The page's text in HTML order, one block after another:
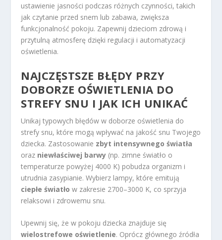
ustawienie jasności podczas różnych czynności, takich
jak czytanie przed snem lub zabawa, zwiększa
funkcjonalność pokoju. Zapewnij dzieciom zdrową i
przytulną atmosferę dzięki regulacji i automatyzacji
oświetlenia.
NAJCZĘSTSZE BŁĘDY PRZY
DOBORZE OŚWIETLENIA DO
STREFY SNU I JAK ICH UNIKAĆ
Unikaj typowych błędów w doborze oświetlenia do
strefy snu, które mogą wpływać na jakość snu Twojego
dziecka. Zastosowanie zbyt intensywnego światła
oraz niewłaściwej barwy (np. zimne światło o
temperaturze powyżej 4000 K) pobudza organizm i
utrudnia zasypianie. Wybierz lampy, które emitują
ciepłe światło w zakresie 2700–3000 K, co sprzyja
relaksowi i zdrowemu snu.
Upewnij się, że w pokoju dziecka znajduje się
wielostrefowe oświetlenie. Oprócz głównego źródła